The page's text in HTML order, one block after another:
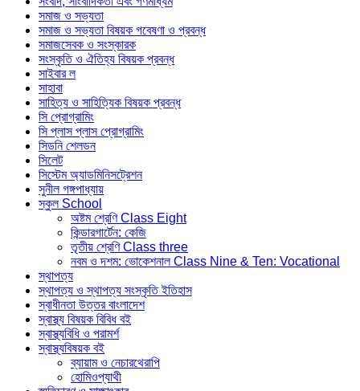
সমাজ ও সভ্যতা
সমাজ ও সভ্যতা বিষয়ক গবেষণা ও প্রবন্ধ
সমাজসেবক ও সংস্কারক
সংস্কৃতি ও ঐতিহ্য বিষয়ক প্রবন্ধ
সাইবার ল
সাহাবা
সাহিত্য ও সাহিত্যিক বিষয়ক প্রবন্ধ
সি প্রোগ্রামিং
সি প্লাস প্লাস প্রোগ্রামিং
সিডনি শেলডন
সিলেট
সিস্টেম অ্যাডমিনিসট্রেশন
সুনীল গঙ্গপাধ্যায়
স্কুল School
অষ্টম শ্রেণি Class Eight
কিন্ডারগার্টেন: কেজি
তৃতীয় শ্রেণি Class three
নবম ও দশম: ভোকেশনাল Class Nine & Ten: Vocational
স্থাপত্য
স্থাপত্য ও স্থাপত্য সংস্কৃতি ইতিহাস
স্বাধীনতা উত্তর বাংলাদেশ
স্বাস্থ্য বিষয়ক বিবিধ বই
স্বাস্থ্যবিধি ও পরামর্শ
স্বাস্থ্যবিষয়ক বই
ব্যায়াম ও নেচারথেরাপি
হোমিওপ্যাথী